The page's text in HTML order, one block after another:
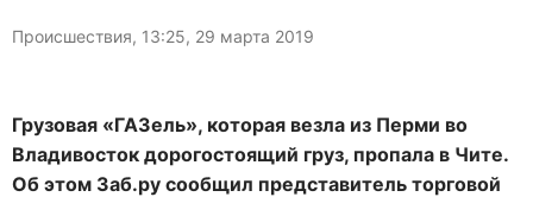
Происшествия, 13:25, 29 марта 2019
Грузовая «ГАЗель», которая везла из Перми во
Владивосток дорогостоящий груз, пропала в Чите.
Об этом Заб.ру сообщил представитель торговой